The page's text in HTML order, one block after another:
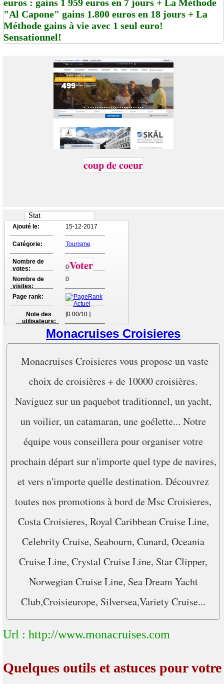
euros : gains 1 959 euros en 7 jours + La Méthode
"Al Capone" gains 1.800 euros en 18 jours + La
Méthode gains à vie avec 1 seul euro!
Sensationnel!
coup de coeur
Stat
Ajouté le: 15-12-2017
Catégorie: Tourisme
Nombre de
votes:
0Voter
Nombre de
visites:
0
Page rank:
Note des
utilisateurs:
[0.00/10 ]
Monacruises Croisieres
Monacruises Croisieres vous propose un vaste
choix de croisières + de 10000 croisières.
Naviguez sur un paquebot traditionnel, un yacht,
un voilier, un catamaran, une goélette... Notre
équipe vous conseillera pour organiser votre
prochain départ sur n'importe quel type de navires,
et vers n'importe quelle destination. Découvrez
toutes nos promotions à bord de Msc Croisieres,
Costa Croisieres, Royal Caribbean Cruise Line,
Celebrity Cruise, Seabourn, Cunard, Oceania
Cruise Line, Crystal Cruise Line, Star Clipper,
Norwegian Cruise Line, Sea Dream Yacht
Club,Croisieurope, Silversea,Variety Cruise...
Url : http://www.monacruises.com
Quelques outils et astuces pour votre